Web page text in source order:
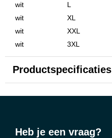
wit
L
wit
XL
wit
XXL
wit
3XL
Productspecificaties
Heb je een vraag?